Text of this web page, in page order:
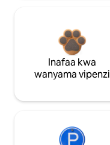
Inafaa kwa
wanyama vipenzi